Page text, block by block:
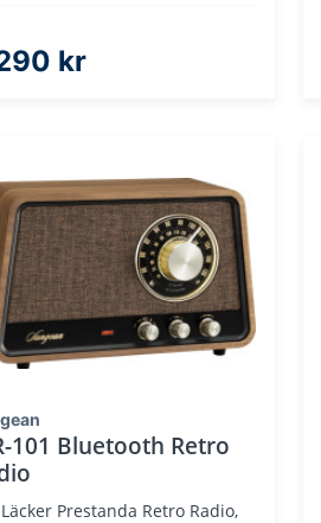
kr
101 Bluetooth Retro